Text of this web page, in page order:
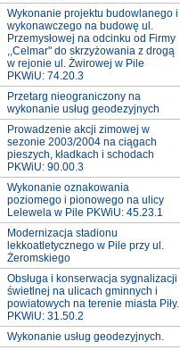
Wykonanie projektu budowlanego i
wykonawczego na budowę ul.
Przemysłowej na odcinku od Firmy
,,Celmar" do skrzyżowania z drogą
w rejonie ul. Żwirowej w Pile
PKWiU: 74.20.3
Przetarg nieograniczony na
wykonanie usług geodezyjnych
Prowadzenie akcji zimowej w
sezonie 2003/2004 na ciągach
pieszych, kładkach i schodach
PKWiU: 90.00.3
Wykonanie oznakowania
poziomego i pionowego na ulicy
Lelewela w Pile PKWiU: 45.23.1
Modernizacja stadionu
lekkoatletycznego w Pile przy ul.
Żeromskiego
Obsługa i konserwacja sygnalizacji
świetlnej na ulicach gminnych i
powiatowych na terenie miasta Piły.
PKWiU: 31.50.2
Wykonanie usług geodezyjnych.